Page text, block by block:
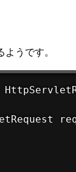
うです。